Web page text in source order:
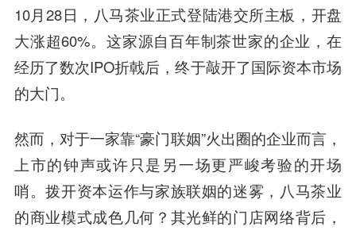
10月28日，八马茶业正式登陆港交所主板，开盘
大涨超60%。这家源自百年制茶世家的企业，在
经历了数次IPO折戟后，终于敲开了国际资本市场
的大门。
然而，对于一家靠“豪门联姻”火出圈的企业而言，
上市的钟声或许只是另一场更严峻考验的开场
哨。拨开资本运作与家族联姻的迷雾，八马茶业
的商业模式成色几何？其光鲜的门店网络背后，